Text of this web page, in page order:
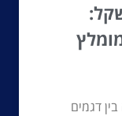
דגמים